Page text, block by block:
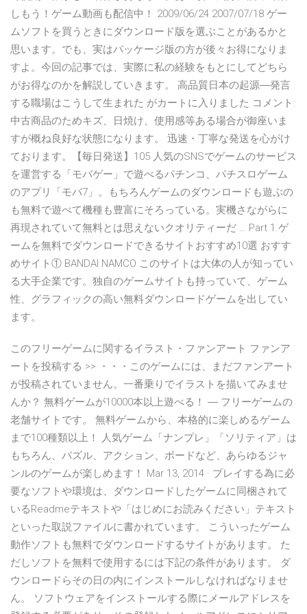
しもう！ゲーム動画も配信中！ 2009/06/24 2007/07/18 ゲー
ムソフトを買うときにダウンロード版を選ぶことがあるかと
思います。でも、実はパッケージ版の方が後々お得になりま
すよ。今回の記事では、実際に私の経験をもとにしてどちら
がお得なのかを解説していきます。 高品質日本の起源―発言
する職場はこうして生まれた がカートに入りました コメント:
中古商品のためキズ、日焼け、使用感等ある場合が御座いま
すが概ね良好な状態になります。 迅速・丁寧な発送を心がけ
ております。【毎日発送】105 人気のSNSでゲームのサービス
を運営する「モバゲー」で遊べるパチンコ、パチスロゲーム
のアプリ「モバ7」。もちろんゲームのダウンロードも遊ぶの
も無料で遊べて機種も豊富にそろっている。実機さながらに
再現されていて無料とは思えないクオリティーだ … Part 1.ゲ
ームを無料でダウンロードできるサイトおすすめ10選 おすす
めサイト① BANDAI NAMCO このサイトは大体の人が知ってい
る大手企業です。独自のゲームサイトも持っていて、ゲーム
性、グラフィックの高い無料ダウンロードゲームを出してい
ます。
このフリーゲームに関するイラスト・ファンアート ファンア
ートを投稿する >> ・・・このゲームには、まだファンアート
が投稿されていません。一番乗りでイラストを描いてみませ
んか？ 無料ゲームが10000本以上遊べる！ ― フリーゲームの
老舗サイトです。 無料ゲームから、本格的に楽しめるゲーム
まで100種類以上！ 人気ゲーム「ナンプレ」「ソリティア」は
もちろん、パズル、アクション、ボードなど、あらゆるジャ
ンルのゲームが楽しめます！ Mar 13, 2014 · プレイする為に必
要なソフトや環境は、ダウンロードしたゲームに同梱されて
いるReadmeテキストや「はじめにお読みください」テキスト
といった取説ファイルに書かれています。 こういったゲーム
動作ソフトも無料でダウンロードするサイトがあります。 た
だしソフトを無料で使用するには下記の条件があります。 ダ
ウンロードらその日の内にインストールしなければなりませ
ん。 ソフトウェアをインストールする際にメールアドレスを